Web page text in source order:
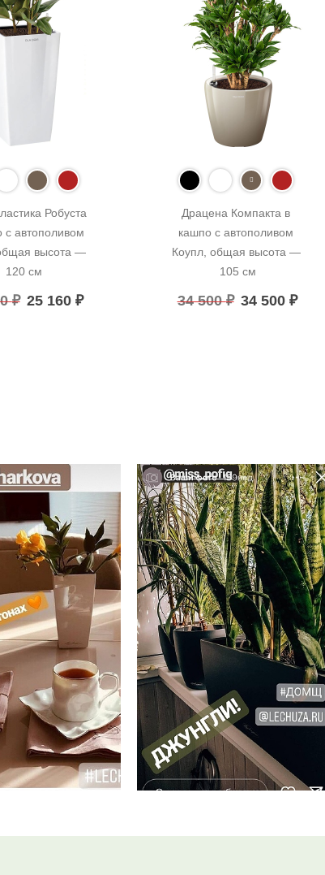
Робуста
с автополивом
высота —
120 см
₽ 25 160₽
Драцена Компакта в
кашпо с автополивом
Коупл, общая высота —
105 см
34 500₽ 34 500₽